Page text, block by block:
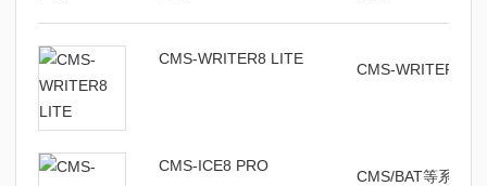
CMS-WRITER8 LITE
CMS-WRITER8
CMS-ICE8 PRO
CMS/BAT等系列